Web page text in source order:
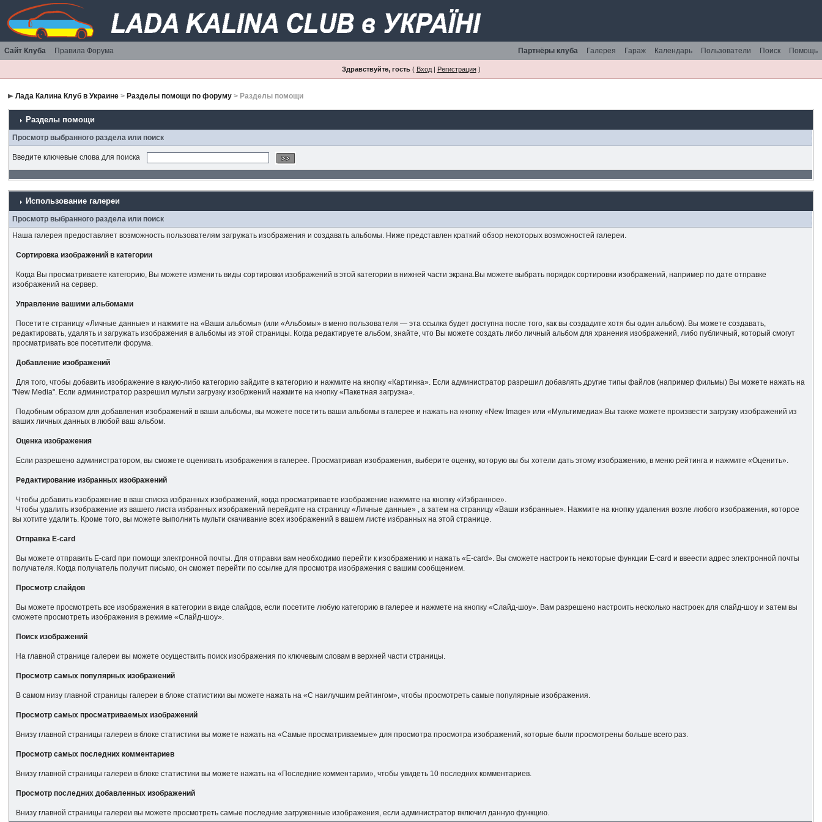
Сайт Клуба Правила Форума Помощь
Поиск
Пользователи
Календарь
Гараж
Галерея
Партнёры клуба
Здравствуйте, гость( Вход| Регистрация)
Лада Калина Клуб в Украине > Разделы помощи по форуму > Разделы помощи
Разделы помощи
Просмотр выбранного раздела или поиск
Введите ключевые слова для поиска
Использование галереи
Просмотр выбранного раздела или поиск
Наша галерея предоставляет возможность пользователям загружать изображения и создавать альбомы. Ниже представлен краткий обзор некоторых возможностей галереи.
Сортировка изображений в категории
Когда Вы просматриваете категорию, Вы можете изменить виды сортировки изображений в этой категории в нижней части экрана.Вы можете выбрать порядок сортировки изображений, например по дате отправке
изображений на сервер.
Управление вашими альбомами
Посетите страницу «Личные данные» и нажмите на «Ваши альбомы» (или «Альбомы» в меню пользователя — эта ссылка будет доступна после того, как вы создадите хотя бы один альбом). Вы можете создавать,
редактировать, удалять и загружать изображения в альбомы из этой страницы. Когда редактируете альбом, знайте, что Вы можете создать либо личный альбом для хранения изображений, либо публичный, который смогут
просматривать все посетители форума.
Добавление изображений
Для того, чтобы добавить изображение в какую-либо категорию зайдите в категорию и нажмите на кнопку «Картинка». Если администратор разрешил добавлять другие типы файлов (например фильмы) Вы можете нажать на
"New Media". Если администратор разрешил мульти загрузку изобржений нажмите на кнопку «Пакетная загрузка».
Подобным образом для добавления изображений в ваши альбомы, вы можете посетить ваши альбомы в галерее и нажать на кнопку «New Image» или «Мультимедиа».Вы также можете произвести загрузку изображений из
ваших личных данных в любой ваш альбом.
Оценка изображения
Если разрешено администратором, вы сможете оценивать изображения в галерее. Просматривая изображения, выберите оценку, которую вы бы хотели дать этому изображению, в меню рейтинга и нажмите «Оценить».
Редактирование избранных изображений
Чтобы добавить изображение в ваш списка избранных изображений, когда просматриваете изображение нажмите на кнопку «Избранное».
Чтобы удалить изображение из вашего листа избранных изображений перейдите на страницу «Личные данные» , а затем на страницу «Ваши избранные». Нажмите на кнопку удаления возле любого изображения, которое
вы хотите удалить. Кроме того, вы можете выполнить мульти скачивание всех изображений в вашем листе избранных на этой странице.
Отправка E-card
Вы можете отправить E-card при помощи электронной почты. Для отправки вам необходимо перейти к изображению и нажать «E-card». Вы сможете настроить некоторые функции E-card и ввеести адрес электронной почты
получателя. Когда получатель получит письмо, он сможет перейти по ссылке для просмотра изображения с вашим сообщением.
Просмотр слайдов
Вы можете просмотреть все изображения в категории в виде слайдов, если посетите любую категорию в галерее и нажмете на кнопку «Слайд-шоу». Вам разрешено настроить несколько настроек для слайд-шоу и затем вы
сможете просмотреть изображения в режиме «Слайд-шоу».
Поиск изображений
На главной странице галереи вы можете осуществить поиск изображения по ключевым словам в верхней части страницы.
Просмотр самых популярных изображений
В самом низу главной страницы галереи в блоке статистики вы можете нажать на «С наилучшим рейтингом», чтобы просмотреть самые популярные изображения.
Просмотр самых просматриваемых изображений
Внизу главной страницы галереи в блоке статистики вы можете нажать на «Самые просматриваемые» для просмотра просмотра изображений, которые были просмотрены больше всего раз.
Просмотр самых последних комментариев
Внизу главной страницы галереи в блоке статистики вы можете нажать на «Последние комментарии», чтобы увидеть 10 последних комментариев.
Просмотр последних добавленных изображений
Внизу главной страницы галереи вы можете просмотреть самые последние загруженные изображения, если администратор включил данную функцию.